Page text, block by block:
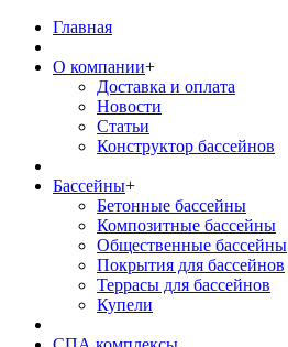
Главная
О компании+
Доставка и оплата
Новости
Статьи
Конструктор бассейнов
Бассейны+
Бетонные бассейны
Композитные бассейны
Общественные бассейны
Покрытия для бассейнов
Террасы для бассейнов
Купели